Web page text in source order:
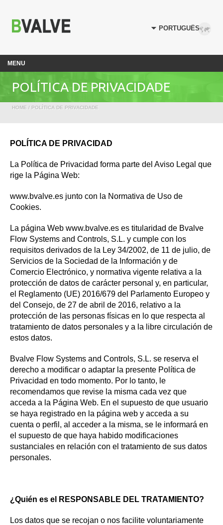
MENU
POLÍTICA DE PRIVACIDADE
HOME / POLÍTICA DE PRIVACIDADE
POLÍTICA DE PRIVACIDAD
La Política de Privacidad forma parte del Aviso Legal que
rige la Página Web:
www.bvalve.es junto con la Normativa de Uso de
Cookies.
La página Web www.bvalve.es es titularidad de Bvalve
Flow Systems and Controls, S.L. y cumple con los
requisitos derivados de la Ley 34/2002, de 11 de julio, de
Servicios de la Sociedad de la Información y de
Comercio Electrónico, y normativa vigente relativa a la
protección de datos de carácter personal y, en particular,
el Reglamento (UE) 2016/679 del Parlamento Europeo y
del Consejo, de 27 de abril de 2016, relativo a la
protección de las personas físicas en lo que respecta al
tratamiento de datos personales y a la libre circulación de
estos datos.
Bvalve Flow Systems and Controls, S.L. se reserva el
derecho a modificar o adaptar la presente Política de
Privacidad en todo momento. Por lo tanto, le
recomendamos que revise la misma cada vez que
acceda a la Página Web. En el supuesto de que usuario
se haya registrado en la página web y acceda a su
cuenta o perfil, al acceder a la misma, se le informará en
el supuesto de que haya habido modificaciones
sustanciales en relación con el tratamiento de sus datos
personales.
¿Quién es el RESPONSABLE DEL TRATAMIENTO?
Los datos que se recojan o nos facilite voluntariamente